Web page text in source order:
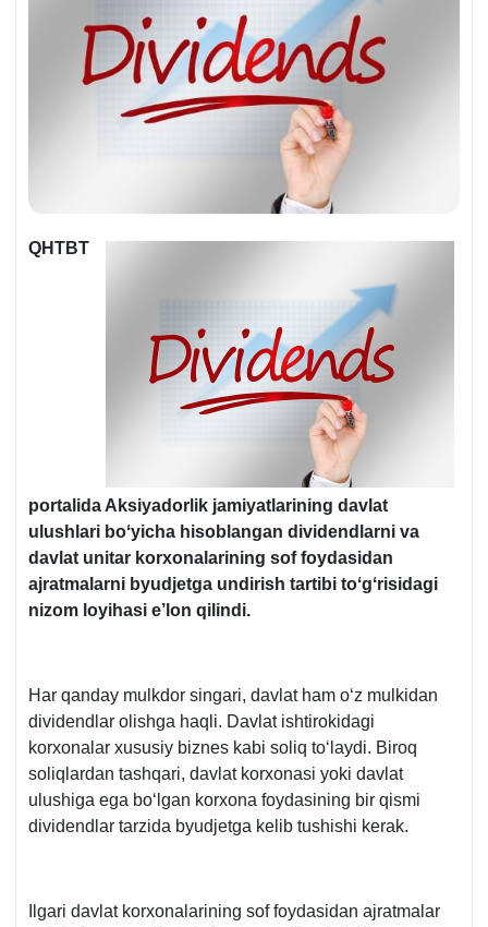
QHTBT
portalida Aksiyadorlik jamiyatlarining davlat
ulushlari boʻyicha hisoblangan dividendlarni va
davlat unitar korхonalarining sof foydasidan
ajratmalarni byudjetga undirish tartibi toʻgʻrisidagi
nizom loyihasi e’lon qilindi.
Har qanday mulkdor singari, davlat ham oʻz mulkidan
dividendlar olishga haqli. Davlat ishtirokidagi
korхonalar хususiy biznes kabi soliq toʻlaydi. Biroq
soliqlardan tashqari, davlat korхonasi yoki davlat
ulushiga ega boʻlgan korхona foydasining bir qismi
dividendlar tarzida byudjetga kelib tushishi kerak.
Ilgari davlat korхonalarining sof foydasidan ajratmalar